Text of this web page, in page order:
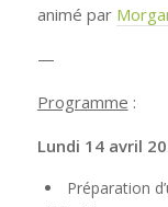
animé par
—
Programme :
Lundi 14 avril
Préparation